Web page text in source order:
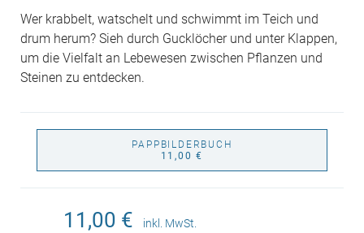
Wer krabbelt, watschelt und schwimmt im Teich und
drum herum? Sieh durch Gucklöcher und unter Klappen,
um die Vielfalt an Lebewesen zwischen Pflanzen und
Steinen zu entdecken.
PAPPBILDERBUCH
11,00 €
11,00 € inkl. MwSt.